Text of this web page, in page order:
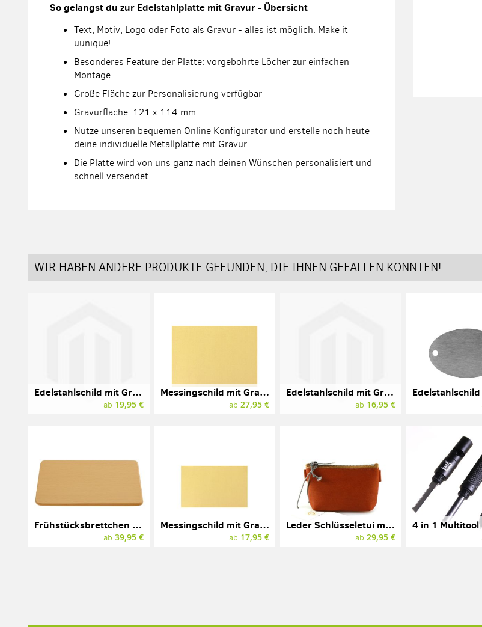
So gelangst du zur Edelstahlplatte mit Gravur - Übersicht
Text, Motiv, Logo oder Foto als Gravur - alles ist möglich. Make it
uunique!
Besonderes Feature der Platte: vorgebohrte Löcher zur einfachen
Montage
Große Fläche zur Personalisierung verfügbar
Gravurfläche: 121 x 114 mm
Nutze unseren bequemen Online Konfigurator und erstelle noch heute
deine individuelle Metallplatte mit Gravur
Die Platte wird von uns ganz nach deinen Wünschen personalisiert und
schnell versendet
WIR HABEN ANDERE PRODUKTE GEFUNDEN, DIE IHNEN GEFALLEN KÖNNTEN!
Edelstahlschild mit Gravur, 210 x 148 mm (A5)
ab 19,95 €
Messingschild mit Gravur, 148 x 105 mm
ab 27,95 €
Edelstahlschild mit Gravur und Löchern, 85 x 55 mm (Visitenkartengröße)
ab 16,95 €
Frühstücksbrettchen mit Gravur, Holz
ab 39,95 €
Messingschild mit Gravur, Messing, 85 x 55 mm
ab 17,95 €
Leder Schlüsseletui mit Gravur, Marke SONNENLEDER, Modell ROSSINI
ab 29,95 €